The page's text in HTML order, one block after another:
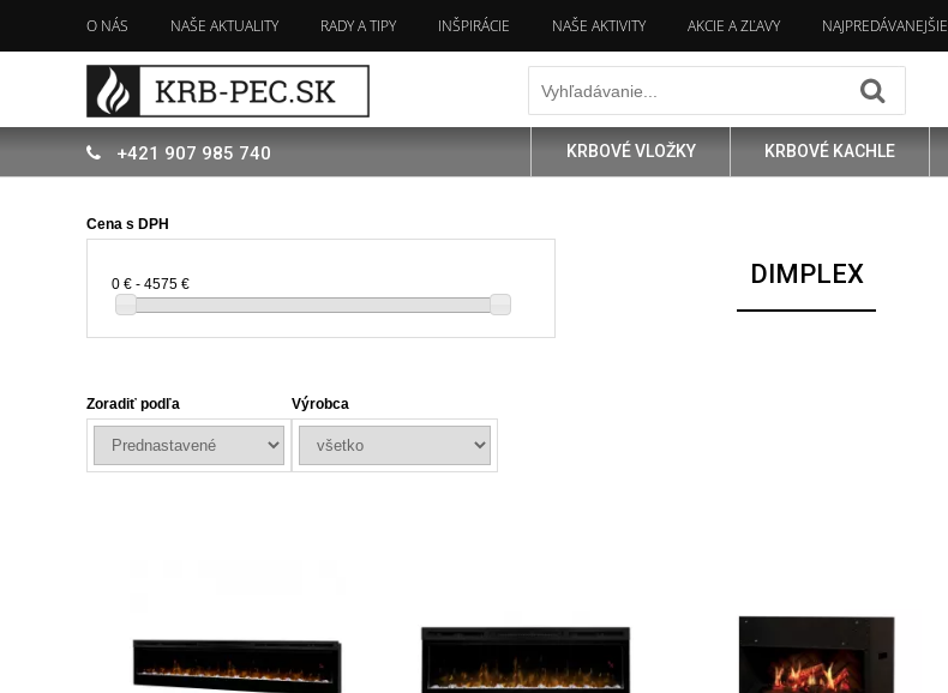
O NÁS NAŠE AKTUALITY RADY A TIPY INŠPIRÁCIE NAŠE AKTIVITY AKCIE A ZĽAVY NAJPREDÁVANEJŠIE
KRBOVÉ VLOŽKY KRBOVÉ KACHLE
+421 907 985 740
DIMPLEX
Zoradiť podľa Výrobca
Cena s DPH
0 € - 4575 €